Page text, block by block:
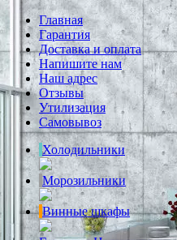
Главная
Гарантия
Доставка и оплата
Напишите нам
Наш адрес
Отзывы
Утилизация
Самовывоз
Холодильники
Морозильники
Винные шкафы